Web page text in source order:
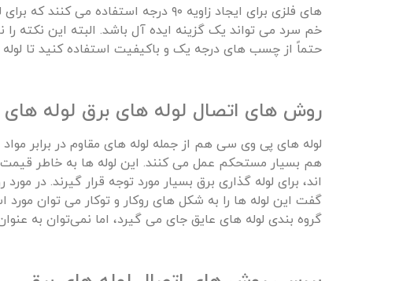
های فلزی برای ایجاد زاویه ۹۰ درجه
خم سرد می تواند یک گزینه ایده آل باشد. البته این نکته را
حتماً از چسب های درجه یک و باکیفیت استفاده کنید تا لوله
روش های اتصال لوله های برق لوله
لوله های پی وی سی هم از جمله لوله های مقاوم در برابر
هم بسیار مستحکم عمل می‌ کنند. این لوله ها به خاطر قیمت
اند، برای لوله گذاری برق بسیار مورد توجه قرار گیرند.
گفت این لوله ها را به شکل های روکار و توکار می توان مورد
گروه بندی لوله های عایق جای می گیرد، اما نمی‌توان به